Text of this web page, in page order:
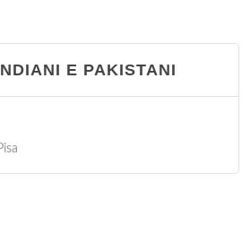
E PAKISTANI